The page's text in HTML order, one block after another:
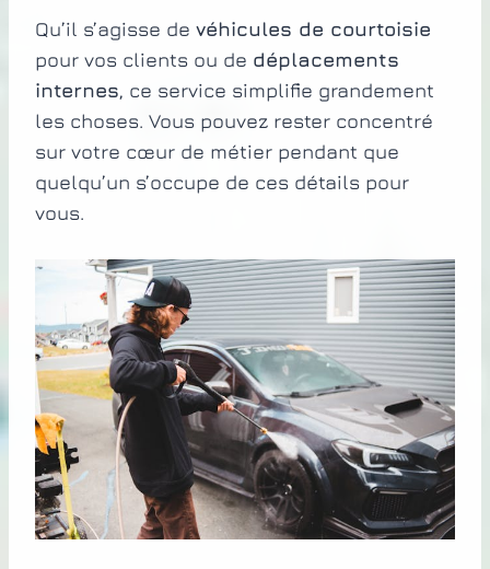
Qu’il s’agisse de véhicules de courtoisie
pour vos clients ou de déplacements
internes, ce service simplifie grandement
les choses. Vous pouvez rester concentré
sur votre cœur de métier pendant que
quelqu’un s’occupe de ces détails pour
vous.